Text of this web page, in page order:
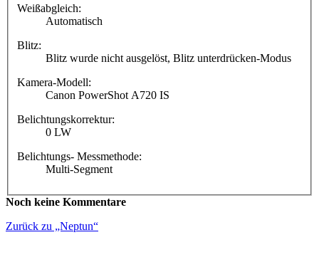
Weißabgleich:
Automatisch
Blitz:
Blitz wurde nicht ausgelöst, Blitz unterdrücken-Modus
Kamera-Modell:
Canon PowerShot A720 IS
Belichtungskorrektur:
0 LW
Belichtungs- Messmethode:
Multi-Segment
Noch keine Kommentare
Zurück zu „Neptun“